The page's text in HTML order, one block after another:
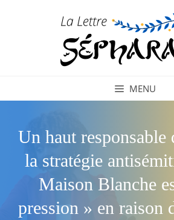
MENU
Un haut responsable
la stratégie
Maison Blanche
pression » en raison